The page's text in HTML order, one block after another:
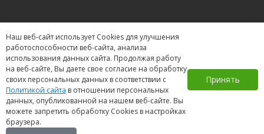
Наш веб-сайт использует Cookies для улучшения
работоспособности веб-сайта, анализа
использования данных сайта. Продолжая работу
на веб-сайте, Вы даете свое согласие на обработку
своих персональных данных в соответствии с
Политикой сайта в отношении персональных
данных, опубликованной на нашем веб-сайте. Вы
можете запретить обработку Cookies в настройках
браузера.
Принять
2026 ©